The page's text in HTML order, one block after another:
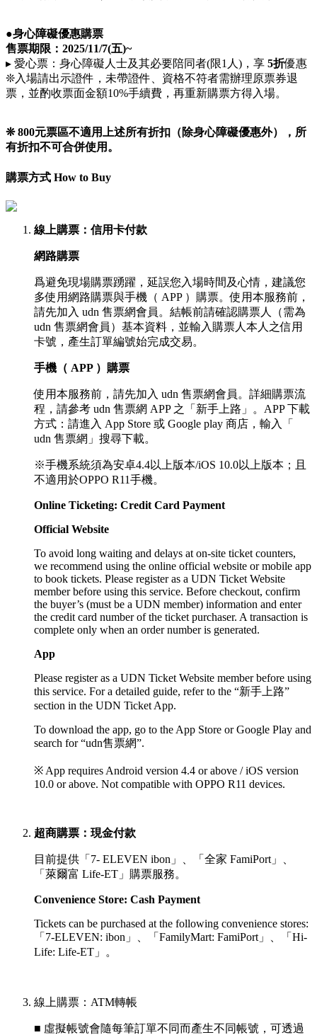
●身心障礙優惠購票
售票期限： 2025/11/7(五)~
▸ 愛心票：身心障礙人士及其必要陪同者(限1人)，享 5折優惠
❊入場請出示證件，未帶證件、資格不符者需辦理原票券退
票，並酌收票面金額10%手續費，再重新購票方得入場。
❊800元票區不適用上述所有折扣 （除身心障礙優惠外） ， 所
有折扣不可合併使用。
購票方式 How to Buy
線上購票 ：信用卡付款
網路購票
爲避免現場購票踴躍，延誤您入場時間及心情，建議您
多使用網路購票與手機（ APP ）購票。使用本服務前，
請先加入 udn 售票網會員。結帳前請確認購票人（需為
udn 售票網會員）基本資料，並輸入購票人本人之信用
卡號，產生訂單編號始完成交易。
手機（ APP ）購票
使用本服務前，請先加入 udn 售票網會員。詳細購票流
程，請參考 udn 售票網 APP 之「新手上路」。APP 下載
方式：請進入 App Store 或 Google play 商店，輸入「
udn 售票網」搜尋下載。
※手機系統須為安卓4.4以上版本/iOS 10.0以上版本；且
不適用於OPPO R11手機。
Online Ticketing: Credit Card Payment
Official Website
To avoid long waiting and delays at on-site ticket counters,
we recommend using the online official website or mobile app
to book tickets. Please register as a UDN Ticket Website
member before using this service. Before checkout, confirm
the buyer’s (must be a UDN member) information and enter
the credit card number of the ticket purchaser. A transaction is
complete only when an order number is generated.
App
Please register as a UDN Ticket Website member before using
this service. For a detailed guide, refer to the “新手上路”
section in the UDN Ticket App.
To download the app, go to the App Store or Google Play and
search for “udn售票網”.
※ App requires Android version 4.4 or above / iOS version
10.0 or above. Not compatible with OPPO R11 devices.
超商購票：現金付款
目前提供「7- ELEVEN ibon」、「全家 FamiPort」、
「萊爾富 Life-ET」購票服務。
Convenience Store: Cash Payment
Tickets can be purchased at the following convenience stores:
「 7-ELEVEN: ibon」、「 FamilyMart: FamiPort」、 「 Hi-
Life: Life-ET」。
線上購票：ATM轉帳
■ 虛擬帳號會隨每筆訂單不同而產生不同帳號，可透過